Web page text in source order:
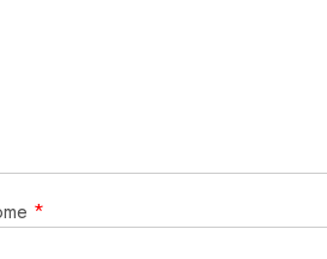
*